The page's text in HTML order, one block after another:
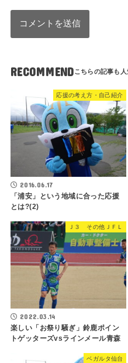
RECOMMEND
応援の考え方・自己紹介
2016.06.17
「浦安」という地域に合った応援
とは?(2)
Ｊ３ その他ＪＦＬ
2022.03.14
楽しい「お祭り騒ぎ」鈴鹿ポイン
トゲッターズvsラインメール青森
ベガルタ仙台